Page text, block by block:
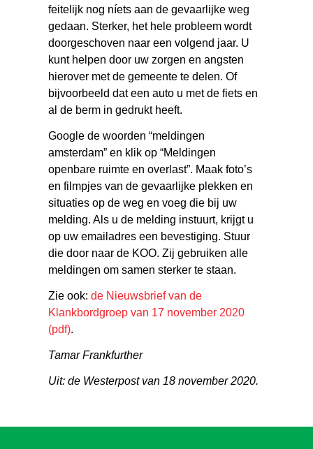
feitelijk nog níets aan de gevaarlijke weg
gedaan. Sterker, het hele probleem wordt
doorgeschoven naar een volgend jaar. U
kunt helpen door uw zorgen en angsten
hierover met de gemeente te delen. Of
bijvoorbeeld dat een auto u met de fiets en
al de berm in gedrukt heeft.
Google de woorden “meldingen
amsterdam” en klik op “Meldingen
openbare ruimte en overlast”. Maak foto’s
en filmpjes van de gevaarlijke plekken en
situaties op de weg en voeg die bij uw
melding. Als u de melding instuurt, krijgt u
op uw emailadres een bevestiging. Stuur
die door naar de KOO. Zij gebruiken alle
meldingen om samen sterker te staan.
Zie ook:de Nieuwsbrief van de
Klankbordgroep van 17 november 2020
(pdf).
Tamar Frankfurther
Uit: de Westerpost van 18 november 2020.